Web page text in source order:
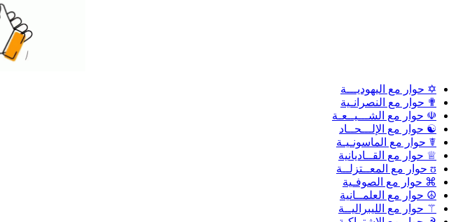
✡ حوار مع اليهوديـــة
✟ حوار مع النصرانـية
☫ حوار مع الشـــيــعـة
☯ حوار مع الإلـــحــاد
☤ حوار مع الماسونـيـة
♕ حوار مع القــاديانية
ʊ حوار مع المعــتزلــة
⌘ حوار مع الصوفـية
☮ حوار مع العلمــانية
⚚ حوار مع الليبراليــة